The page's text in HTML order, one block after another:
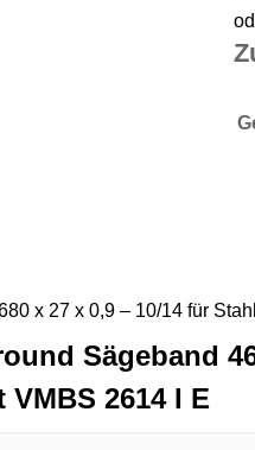
Sägeband
2614 I E